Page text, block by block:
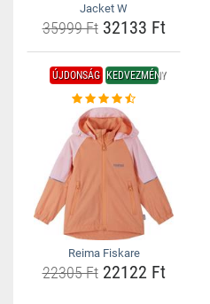
Jacket W
35999 Ft32133 Ft
ÚJDONSÁG KEDVEZMÉNY
Reima Fiskare
22305 Ft22122 Ft